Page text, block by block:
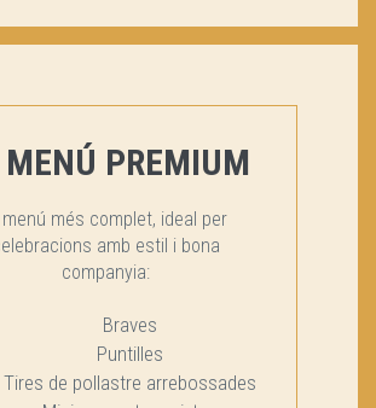
PREMIUM
menú més complet, ideal per
amb estil i bona
companyia:
Braves
Puntilles
Tires de pollastre arrebossades